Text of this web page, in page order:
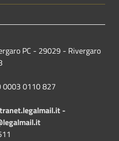
PC - 29029 - Rivergaro
0003 0110 827
-